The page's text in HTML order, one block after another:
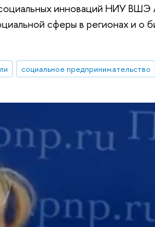
инноваций НИУ ВШЭ
сферы в регионах и о
социальное предпринимательство